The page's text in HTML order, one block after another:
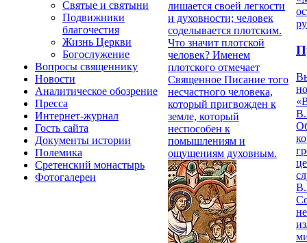
Святые и святыни
Подвижники
благочестия
Жизнь Церкви
Богослужение
Вопросы священнику
Новости
Аналитическое обозрение
Пресса
Интернет-журнал
Гость сайта
Документы истории
Полемика
Сретенский монастырь
Фотогалереи
лишается своей легкости
и духовности; человек
соделывается плотским.
Что значит плотской
человек? Именем
плотского отмечает
Священное Писание того
несчастного человека,
который пригвожден к
земле, который
неспособен к
помышлениям и
ощущениям духовным.